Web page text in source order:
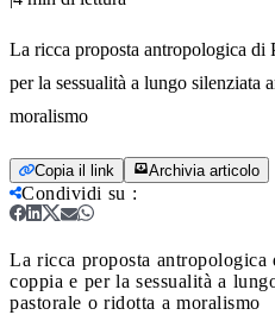
La ricca proposta antropologica
per la sessualità a lungo silenziata
moralismo
Copia il link Archivia articolo
Condividi su :
La ricca proposta
coppia e per la sessualità a
pastorale o ridotta a moralismo